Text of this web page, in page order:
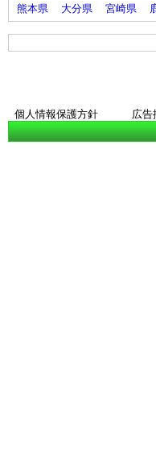
熊本県
大分県 宮崎県
個人情報保護方針 広告